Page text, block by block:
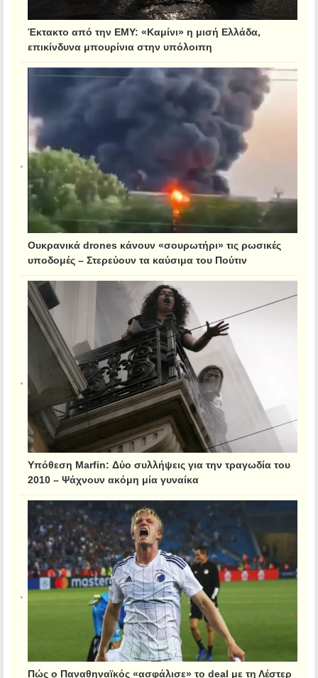
Έκτακτο από την ΕΜΥ: «Καμίνι» η μισή Ελλάδα,
επικίνδυνα μπουρίνια στην υπόλοιπη
Ουκρανικά drones κάνουν «σουρωτήρι» τις ρωσικές
υποδομές – Στερεύουν τα καύσιμα του Πούτιν
Υπόθεση Marfin: Δύο συλλήψεις για την τραγωδία του
2010 – Ψάχνουν ακόμη μία γυναίκα
Πώς ο Παναθηναϊκός «ασφάλισε» το deal με τη Λέστερ